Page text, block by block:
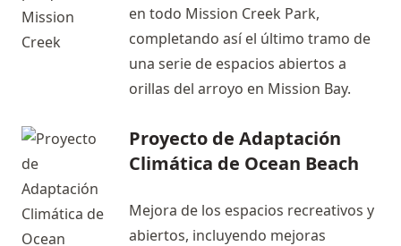
en todo Mission Creek Park,
completando así el último tramo de
una serie de espacios abiertos a
orillas del arroyo en Mission Bay.
Proyecto de Adaptación
Climática de Ocean Beach
Mejora de los espacios recreativos y
abiertos, incluyendo mejoras